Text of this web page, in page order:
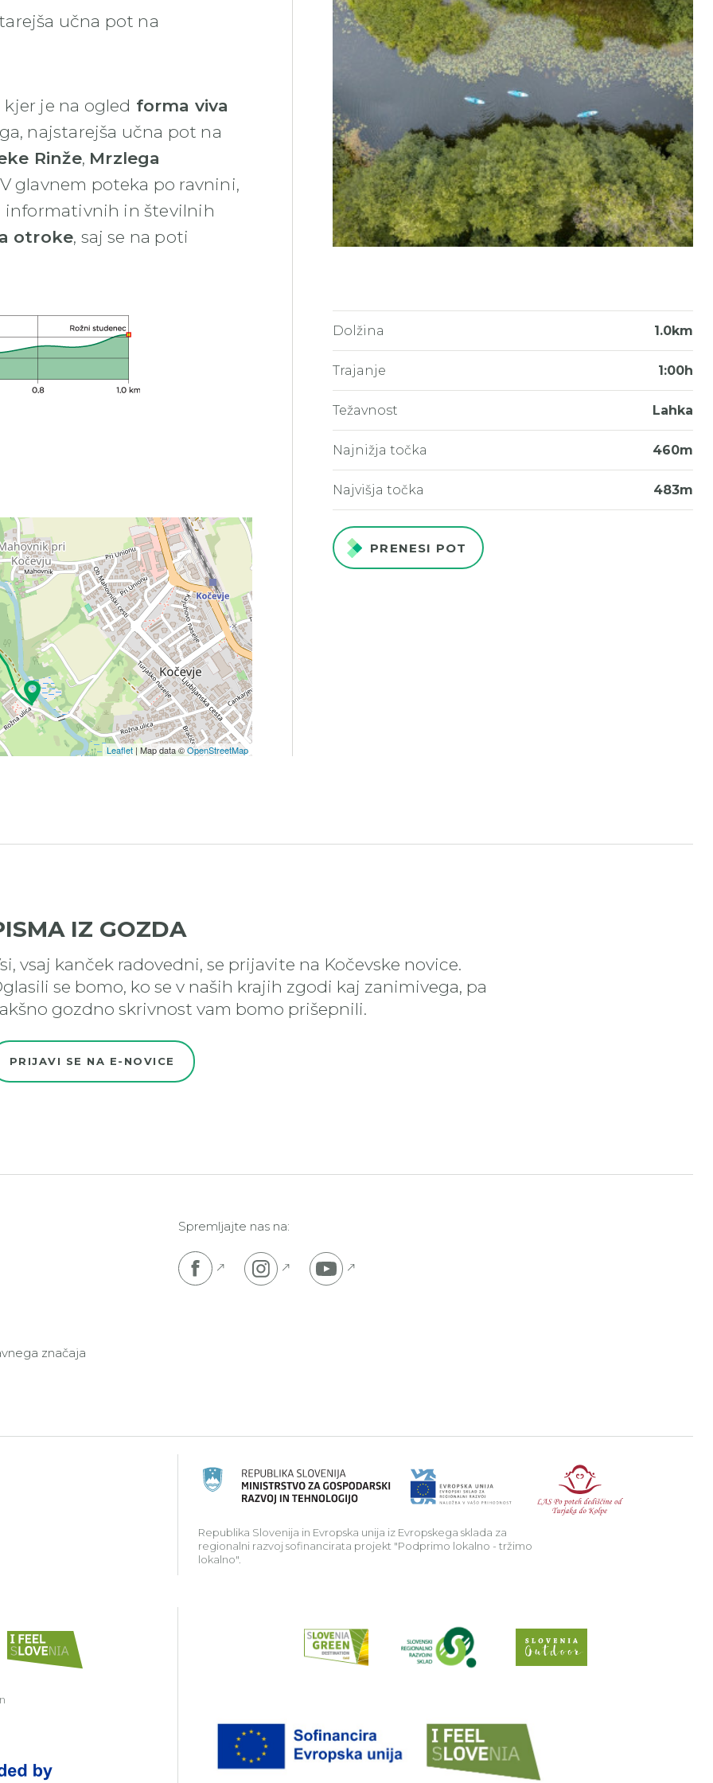
učna pot na
kjer je na ogled forma viva
najstarejša učna pot na
Rinže, Mrzlega
glavnem poteka po ravnini,
informativnih in številnih
otroke, saj se na poti
Leaflet | Map data ©OpenStreetMap
Dolžina 1.0km
Trajanje 1:00h
Težavnost Lahka
Najnižja točka 460m
Najvišja točka 483m
PRENESI POT
IZ GOZDA
vsaj kanček radovedni, se prijavite na Kočevske novice.
se bomo, ko se v naših krajih zgodi kaj zanimivega, pa
gozdno skrivnost vam bomo prišepnili.
PRIJAVI SE NA E-NOVICE
značaja
Spremljajte nas na:
Pojdi na Facebook stran
Pojdi na Instagram stran
kmetijski sklad za razvoj podeželja: Evropa investira v podeželje.
Republika Slovenija in Evropska unija iz Evropskega sklada za
regionalni razvoj sofinancirata projekt "Podprimo lokalno - tržimo
lokalno".
Zavod Kočevsko partner v projektu Green Trails